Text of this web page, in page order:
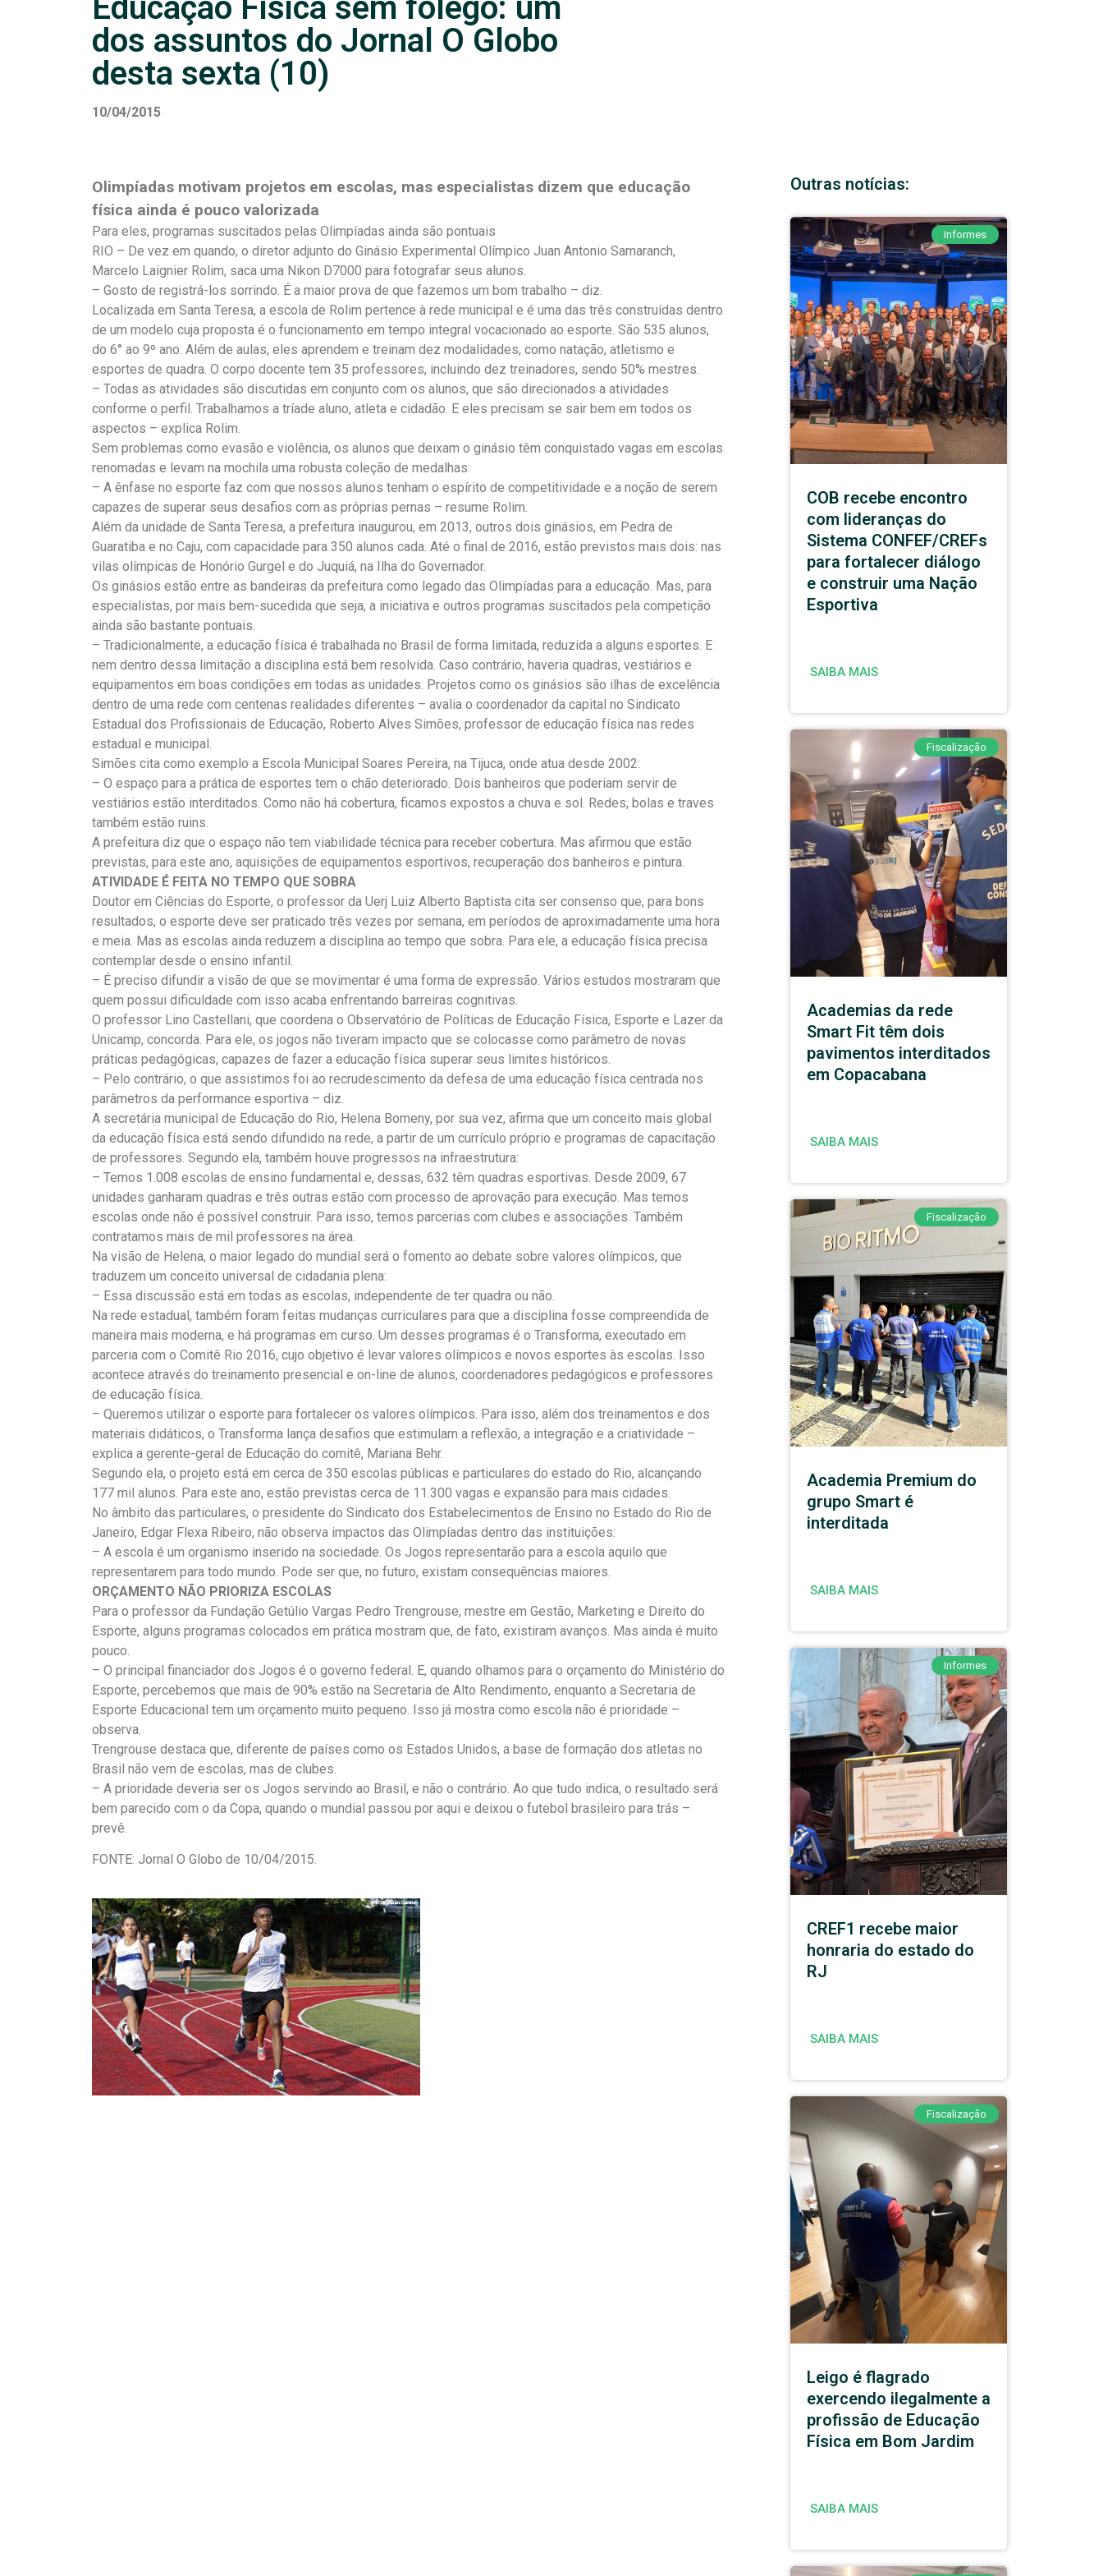
Educação Física sem fôlego: um
dos assuntos do Jornal O Globo
desta sexta (10)
10/04/2015
Olimpíadas motivam projetos em escolas, mas especialistas dizem que educação
física ainda é pouco valorizada
Para eles, programas suscitados pelas Olimpíadas ainda são pontuais
RIO – De vez em quando, o diretor adjunto do Ginásio Experimental Olímpico Juan Antonio Samaranch,
Marcelo Laignier Rolim, saca uma Nikon D7000 para fotografar seus alunos.
– Gosto de registrá-los sorrindo. É a maior prova de que fazemos um bom trabalho – diz.
Localizada em Santa Teresa, a escola de Rolim pertence à rede municipal e é uma das três construídas dentro
de um modelo cuja proposta é o funcionamento em tempo integral vocacionado ao esporte. São 535 alunos,
do 6° ao 9º ano. Além de aulas, eles aprendem e treinam dez modalidades, como natação, atletismo e
esportes de quadra. O corpo docente tem 35 professores, incluindo dez treinadores, sendo 50% mestres.
– Todas as atividades são discutidas em conjunto com os alunos, que são direcionados a atividades
conforme o perfil. Trabalhamos a tríade aluno, atleta e cidadão. E eles precisam se sair bem em todos os
aspectos – explica Rolim.
Sem problemas como evasão e violência, os alunos que deixam o ginásio têm conquistado vagas em escolas
renomadas e levam na mochila uma robusta coleção de medalhas.
– A ênfase no esporte faz com que nossos alunos tenham o espírito de competitividade e a noção de serem
capazes de superar seus desafios com as próprias pernas – resume Rolim.
Além da unidade de Santa Teresa, a prefeitura inaugurou, em 2013, outros dois ginásios, em Pedra de
Guaratiba e no Caju, com capacidade para 350 alunos cada. Até o final de 2016, estão previstos mais dois: nas
vilas olímpicas de Honório Gurgel e do Juquiá, na Ilha do Governador.
Os ginásios estão entre as bandeiras da prefeitura como legado das Olimpíadas para a educação. Mas, para
especialistas, por mais bem-sucedida que seja, a iniciativa e outros programas suscitados pela competição
ainda são bastante pontuais.
– Tradicionalmente, a educação física é trabalhada no Brasil de forma limitada, reduzida a alguns esportes. E
nem dentro dessa limitação a disciplina está bem resolvida. Caso contrário, haveria quadras, vestiários e
equipamentos em boas condições em todas as unidades. Projetos como os ginásios são ilhas de excelência
dentro de uma rede com centenas realidades diferentes – avalia o coordenador da capital no Sindicato
Estadual dos Profissionais de Educação, Roberto Alves Simões, professor de educação física nas redes
estadual e municipal.
Simões cita como exemplo a Escola Municipal Soares Pereira, na Tijuca, onde atua desde 2002:
– O espaço para a prática de esportes tem o chão deteriorado. Dois banheiros que poderiam servir de
vestiários estão interditados. Como não há cobertura, ficamos expostos a chuva e sol. Redes, bolas e traves
também estão ruins.
A prefeitura diz que o espaço não tem viabilidade técnica para receber cobertura. Mas afirmou que estão
previstas, para este ano, aquisições de equipamentos esportivos, recuperação dos banheiros e pintura.
ATIVIDADE É FEITA NO TEMPO QUE SOBRA
Doutor em Ciências do Esporte, o professor da Uerj Luiz Alberto Baptista cita ser consenso que, para bons
resultados, o esporte deve ser praticado três vezes por semana, em períodos de aproximadamente uma hora
e meia. Mas as escolas ainda reduzem a disciplina ao tempo que sobra. Para ele, a educação física precisa
contemplar desde o ensino infantil.
– É preciso difundir a visão de que se movimentar é uma forma de expressão. Vários estudos mostraram que
quem possui dificuldade com isso acaba enfrentando barreiras cognitivas.
O professor Lino Castellani, que coordena o Observatório de Políticas de Educação Física, Esporte e Lazer da
Unicamp, concorda. Para ele, os jogos não tiveram impacto que se colocasse como parâmetro de novas
práticas pedagógicas, capazes de fazer a educação física superar seus limites históricos.
– Pelo contrário, o que assistimos foi ao recrudescimento da defesa de uma educação física centrada nos
parâmetros da performance esportiva – diz.
A secretária municipal de Educação do Rio, Helena Bomeny, por sua vez, afirma que um conceito mais global
da educação física está sendo difundido na rede, a partir de um currículo próprio e programas de capacitação
de professores. Segundo ela, também houve progressos na infraestrutura:
– Temos 1.008 escolas de ensino fundamental e, dessas, 632 têm quadras esportivas. Desde 2009, 67
unidades ganharam quadras e três outras estão com processo de aprovação para execução. Mas temos
escolas onde não é possível construir. Para isso, temos parcerias com clubes e associações. Também
contratamos mais de mil professores na área.
Na visão de Helena, o maior legado do mundial será o fomento ao debate sobre valores olímpicos, que
traduzem um conceito universal de cidadania plena:
– Essa discussão está em todas as escolas, independente de ter quadra ou não.
Na rede estadual, também foram feitas mudanças curriculares para que a disciplina fosse compreendida de
maneira mais moderna, e há programas em curso. Um desses programas é o Transforma, executado em
parceria com o Comitê Rio 2016, cujo objetivo é levar valores olímpicos e novos esportes às escolas. Isso
acontece através do treinamento presencial e on-line de alunos, coordenadores pedagógicos e professores
de educação física.
– Queremos utilizar o esporte para fortalecer os valores olímpicos. Para isso, além dos treinamentos e dos
materiais didáticos, o Transforma lança desafios que estimulam a reflexão, a integração e a criatividade –
explica a gerente-geral de Educação do comitê, Mariana Behr.
Segundo ela, o projeto está em cerca de 350 escolas públicas e particulares do estado do Rio, alcançando
177 mil alunos. Para este ano, estão previstas cerca de 11.300 vagas e expansão para mais cidades.
No âmbito das particulares, o presidente do Sindicato dos Estabelecimentos de Ensino no Estado do Rio de
Janeiro, Edgar Flexa Ribeiro, não observa impactos das Olimpíadas dentro das instituições:
– A escola é um organismo inserido na sociedade. Os Jogos representarão para a escola aquilo que
representarem para todo mundo. Pode ser que, no futuro, existam consequências maiores.
ORÇAMENTO NÃO PRIORIZA ESCOLAS
Para o professor da Fundação Getúlio Vargas Pedro Trengrouse, mestre em Gestão, Marketing e Direito do
Esporte, alguns programas colocados em prática mostram que, de fato, existiram avanços. Mas ainda é muito
pouco.
– O principal financiador dos Jogos é o governo federal. E, quando olhamos para o orçamento do Ministério do
Esporte, percebemos que mais de 90% estão na Secretaria de Alto Rendimento, enquanto a Secretaria de
Esporte Educacional tem um orçamento muito pequeno. Isso já mostra como escola não é prioridade –
observa.
Trengrouse destaca que, diferente de países como os Estados Unidos, a base de formação dos atletas no
Brasil não vem de escolas, mas de clubes.
– A prioridade deveria ser os Jogos servindo ao Brasil, e não o contrário. Ao que tudo indica, o resultado será
bem parecido com o da Copa, quando o mundial passou por aqui e deixou o futebol brasileiro para trás –
prevê.
FONTE: Jornal O Globo de 10/04/2015.
Outras notícias:
Informes
COB recebe encontro
com lideranças do
Sistema CONFEF/CREFs
para fortalecer diálogo
e construir uma Nação
Esportiva
SAIBA MAIS
Fiscalização
Academias da rede
Smart Fit têm dois
pavimentos interditados
em Copacabana
SAIBA MAIS
Fiscalização
Academia Premium do
grupo Smart é
interditada
SAIBA MAIS
Informes
CREF1 recebe maior
honraria do estado do
RJ
SAIBA MAIS
Fiscalização
Leigo é flagrado
exercendo ilegalmente a
profissão de Educação
Física em Bom Jardim
SAIBA MAIS